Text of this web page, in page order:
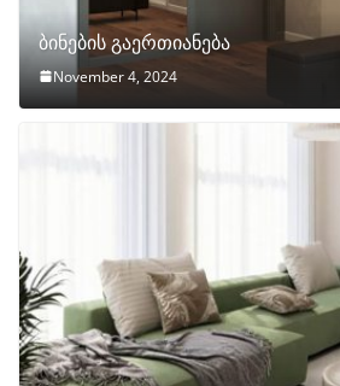
ბინების გაერთიანება
November 4, 2024